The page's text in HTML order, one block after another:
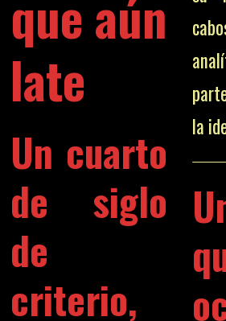
que aún
late
Un cuarto
de siglo
de
criterio,
la